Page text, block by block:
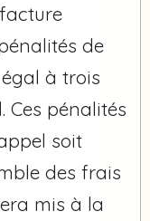
de
à trois
Ces pénalités
soit
des frais
mis à la